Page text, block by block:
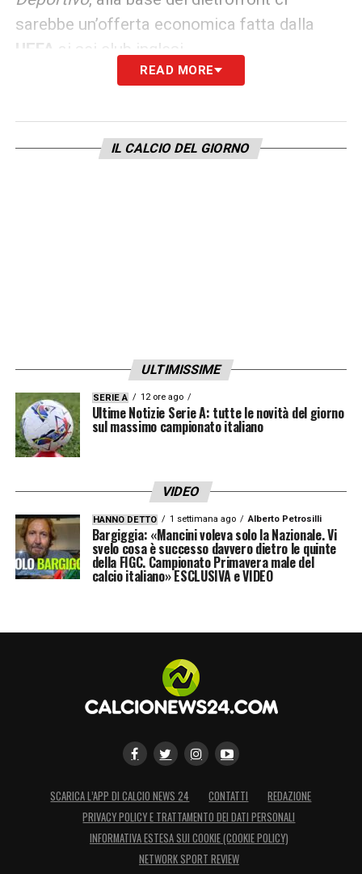
sarebbe un’offerta economica fatta dalla
UEFA
ai sei club inglesi.
READ MORE
IL CALCIO DEL GIORNO
ULTIMISSIME
SERIE A 12 ore ago
Ultime Notizie Serie A: tutte le novità del giorno
sul massimo campionato italiano
VIDEO
HANNO DETTO 1 settimana ago Alberto Petrosilli
Bargiggia: «Mancini voleva solo la Nazionale. Vi
svelo cosa è successo davvero dietro le quinte
della FIGC. Campionato Primavera male del
calcio italiano» ESCLUSIVA e VIDEO
SCARICA L’APP DI CALCIO NEWS 24 CONTATTI
REDAZIONE
PRIVACY POLICY E TRATTAMENTO DEI DATI PERSONALI
INFORMATIVA ESTESA SUI COOKIE (COOKIE POLICY)
NETWORK SPORT REVIEW